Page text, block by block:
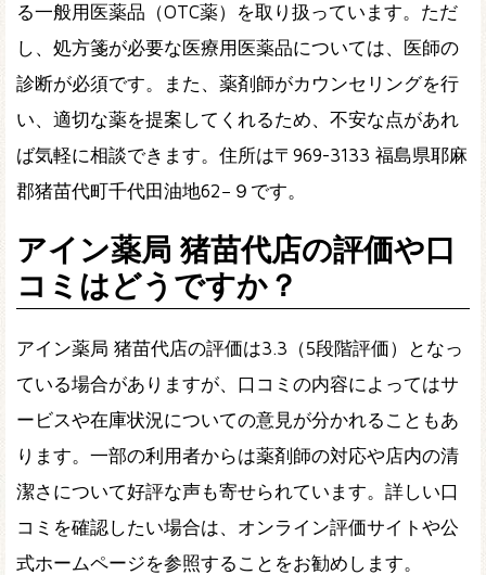
る一般用医薬品（OTC薬）を取り扱っています。ただ
し、処方箋が必要な医療用医薬品については、医師の
診断が必須です。また、薬剤師がカウンセリングを行
い、適切な薬を提案してくれるため、不安な点があれ
ば気軽に相談できます。住所は〒969-3133 福島県耶麻
郡猪苗代町千代田油地62−９です。
アイン薬局 猪苗代店の評価や口
コミはどうですか？
アイン薬局 猪苗代店の評価は3.3（5段階評価）となっ
ている場合がありますが、口コミの内容によってはサ
ービスや在庫状況についての意見が分かれることもあ
ります。一部の利用者からは薬剤師の対応や店内の清
潔さについて好評な声も寄せられています。詳しい口
コミを確認したい場合は、オンライン評価サイトや公
式ホームページを参照することをお勧めします。